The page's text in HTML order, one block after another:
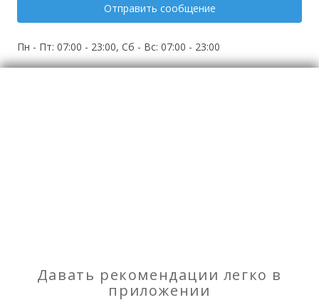
Отправить сообщение
Пн - Пт: 07:00 - 23:00, Сб - Вс: 07:00 - 23:00
Давать рекомендации легко в
приложении